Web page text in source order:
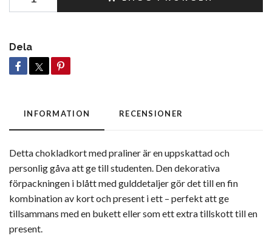
Dela
INFORMATION RECENSIONER
Detta chokladkort med praliner är en uppskattad och
personlig gåva att ge till studenten. Den dekorativa
förpackningen i blått med gulddetaljer gör det till en fin
kombination av kort och present i ett – perfekt att ge
tillsammans med en bukett eller som ett extra tillskott till en
present.